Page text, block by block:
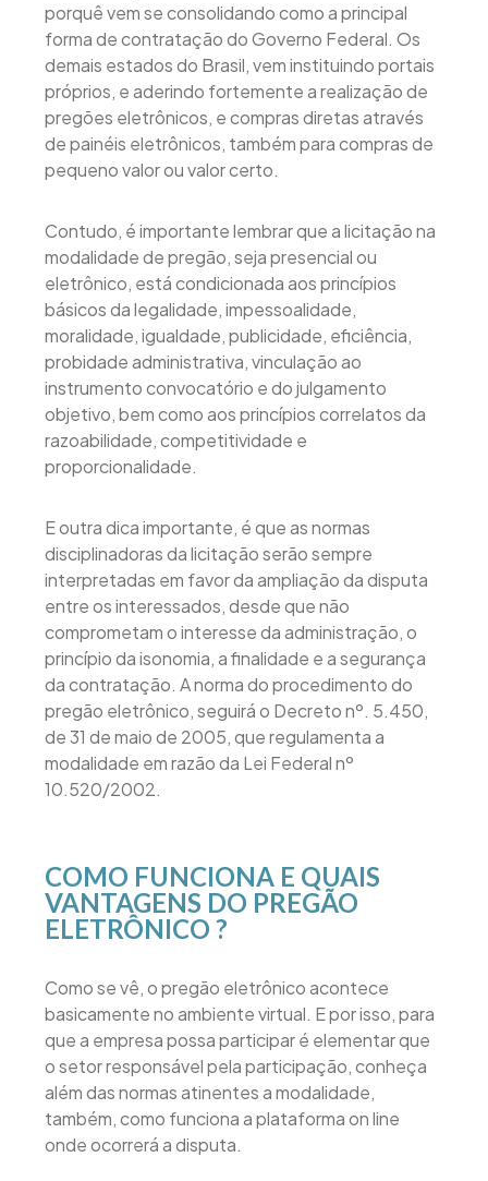
porquê vem se consolidando como a principal
forma de contratação do Governo Federal. Os
demais estados do Brasil, vem instituindo portais
próprios, e aderindo fortemente a realização de
pregões eletrônicos, e compras diretas através
de painéis eletrônicos, também para compras de
pequeno valor ou valor certo.
Contudo, é importante lembrar que a licitação na
modalidade de pregão, seja presencial ou
eletrônico, está condicionada aos princípios
básicos da legalidade, impessoalidade,
moralidade, igualdade, publicidade, eficiência,
probidade administrativa, vinculação ao
instrumento convocatório e do julgamento
objetivo, bem como aos princípios correlatos da
razoabilidade, competitividade e
proporcionalidade.
E outra dica importante, é que as normas
disciplinadoras da licitação serão sempre
interpretadas em favor da ampliação da disputa
entre os interessados, desde que não
comprometam o interesse da administração, o
princípio da isonomia, a finalidade e a segurança
da contratação. A norma do procedimento do
pregão eletrônico, seguirá o Decreto nº. 5.450,
de 31 de maio de 2005, que regulamenta a
modalidade em razão da Lei Federal nº
10.520/2002.
COMO FUNCIONA E QUAIS
VANTAGENS DO PREGÃO
ELETRÔNICO ?
Como se vê, o pregão eletrônico acontece
basicamente no ambiente virtual. E por isso, para
que a empresa possa participar é elementar que
o setor responsável pela participação, conheça
além das normas atinentes a modalidade,
também, como funciona a plataforma on line
onde ocorrerá a disputa.